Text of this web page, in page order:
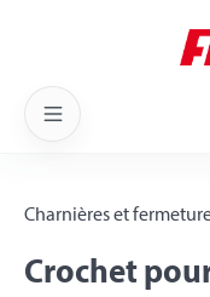
Charnières et
Crochet